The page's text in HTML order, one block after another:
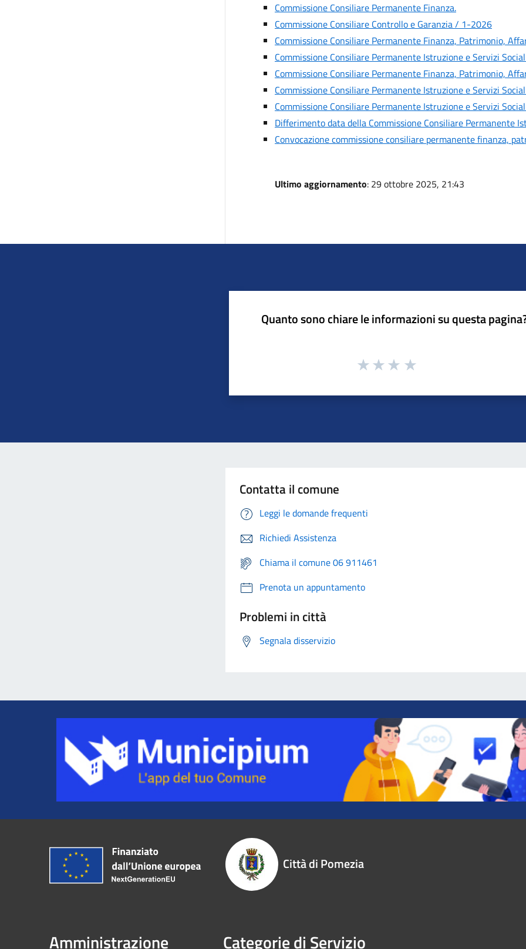
Commissione Consiliare Permanente Finanza.
Commissione Consiliare Controllo e Garanzia / 1-2026
Commissione Consiliare Permanente Finanza, Patrimonio,
Commissione Consiliare Permanente Istruzione e Servizi
Commissione Consiliare Permanente Finanza, Patrimonio,
Commissione Consiliare Permanente Istruzione e Servizi
Commissione Consiliare Permanente Istruzione e Servizi
Differimento data della Commissione Consiliare Permanente
Convocazione commissione consiliare permanente finanza,
Ultimo aggiornamento: 29 ottobre 2025, 21:43
Quanto sono chiare le informazioni su questa
Contatta il comune
Leggi le domande frequenti
Richiedi Assistenza
Chiama il comune 06 911461
Prenota un appuntamento
Problemi in città
Segnala disservizio
Città di Pomezia
Amministrazione Categorie di Servizio